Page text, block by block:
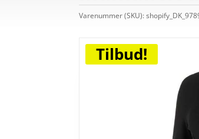
Varenummer (SKU):
Tilbud!